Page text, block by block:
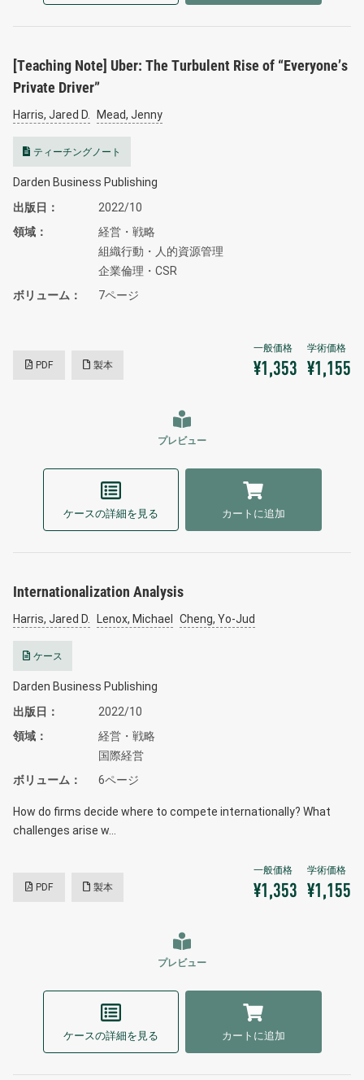
[Teaching Note] Uber: The Turbulent Rise of “Everyone’s
Private Driver”
Harris, Jared D. Mead, Jenny
ティーチングノート
Darden Business Publishing
出版日
2022/10
領域
経営・戦略
組織行動・人的資源管理
企業倫理・CSR
ボリューム
7ページ
PDF 製本 ¥1,353 ¥1,155
プレビュー
ケースの詳細を見る カートに追加
Internationalization Analysis
Harris, Jared D. Lenox, Michael Cheng, Yo-Jud
ケース
Darden Business Publishing
出版日
2022/10
領域
経営・戦略
国際経営
ボリューム
6ページ
How do firms decide where to compete internationally? What
challenges arise w…
PDF 製本 ¥1,353 ¥1,155
プレビュー
ケースの詳細を見る カートに追加